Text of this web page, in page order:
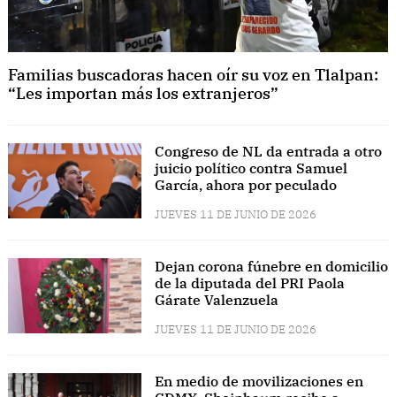
Familias buscadoras hacen oír su voz en Tlalpan:
“Les importan más los extranjeros”
Congreso de NL da entrada a otro
juicio político contra Samuel
García, ahora por peculado
JUEVES 11 DE JUNIO DE 2026
Dejan corona fúnebre en domicilio
de la diputada del PRI Paola
Gárate Valenzuela
JUEVES 11 DE JUNIO DE 2026
En medio de movilizaciones en